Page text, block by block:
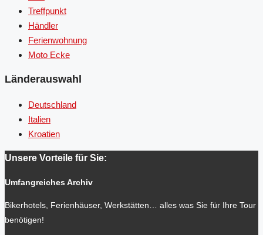
Treffpunkt
Händler
Ferienwohnung
Moto Ecke
Länderauswahl
Deutschland
Italien
Kroatien
Unsere Vorteile für Sie:
Umfangreiches Archiv
Bikerhotels, Ferienhäuser, Werkstätten… alles was Sie für Ihre Tour
benötigen!